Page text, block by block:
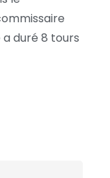
duré 8 tours